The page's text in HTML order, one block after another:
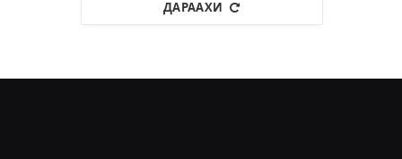
ДАРААХИ